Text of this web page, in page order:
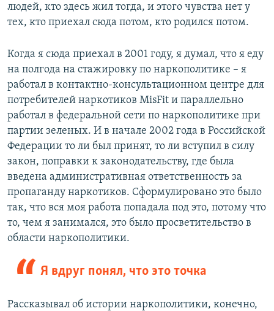
людей, кто здесь жил тогда, и этого чувства нет у
тех, кто приехал сюда потом, кто родился потом.
Когда я сюда приехал в 2001 году, я думал, что я еду
на полгода на стажировку по наркополитике – я
работал в контактно-консультационном центре для
потребителей наркотиков MisFit и параллельно
работал в федеральной сети по наркополитике при
партии зеленых. И в начале 2002 года в Российской
Федерации то ли был принят, то ли вступил в силу
закон, поправки к законодательству, где была
введена административная ответственность за
пропаганду наркотиков. Сформулировано это было
так, что вся моя работа попадала под это, потому что
то, чем я занимался, это было просветительство в
области наркополитики.
Я вдруг понял, что это точка
Рассказывал об истории наркополитики, конечно,